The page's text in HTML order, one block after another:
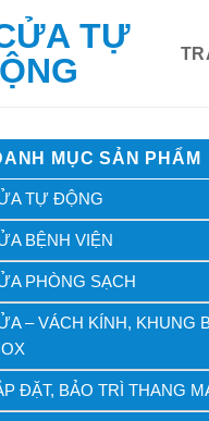
MỤC SẢN PHẨM
TỰ ĐỘNG
BỆNH VIỆN
PHÒNG SẠCH
– VÁCH KÍNH, KHUNG
ĐẶT, BẢO TRÌ THANG